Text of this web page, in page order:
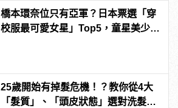
橋本環奈位只有亞軍？日本票選「穿
校服最可愛女星」Top5，童星美少女
25歲開始有掉髮危機！？教你從4大
「髮質」、「頭皮狀態」選對洗髮